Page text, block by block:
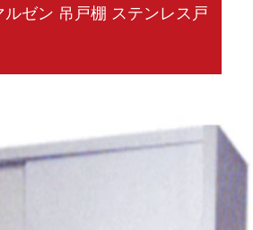
ルゼン 吊戸棚 ステンレス戸